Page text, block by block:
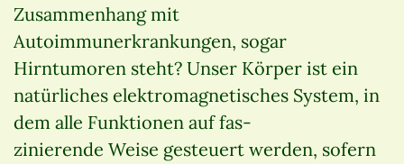
Zusammenhang mit
Autoimmunerkrankungen, sogar
Hirntumoren steht? Unser Körper ist ein
natürliches elektromagnetisches System, in
dem alle Funktionen auf fas-
zinierende Weise gesteuert werden, sofern